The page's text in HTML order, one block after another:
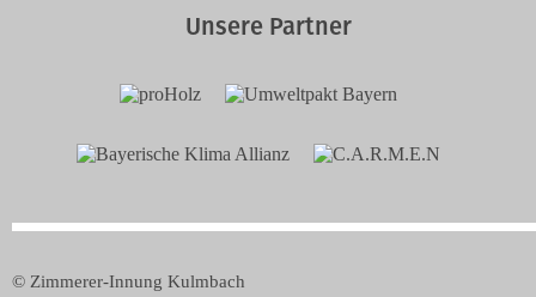
Unsere Partner
© Zimmerer-Innung Kulmbach